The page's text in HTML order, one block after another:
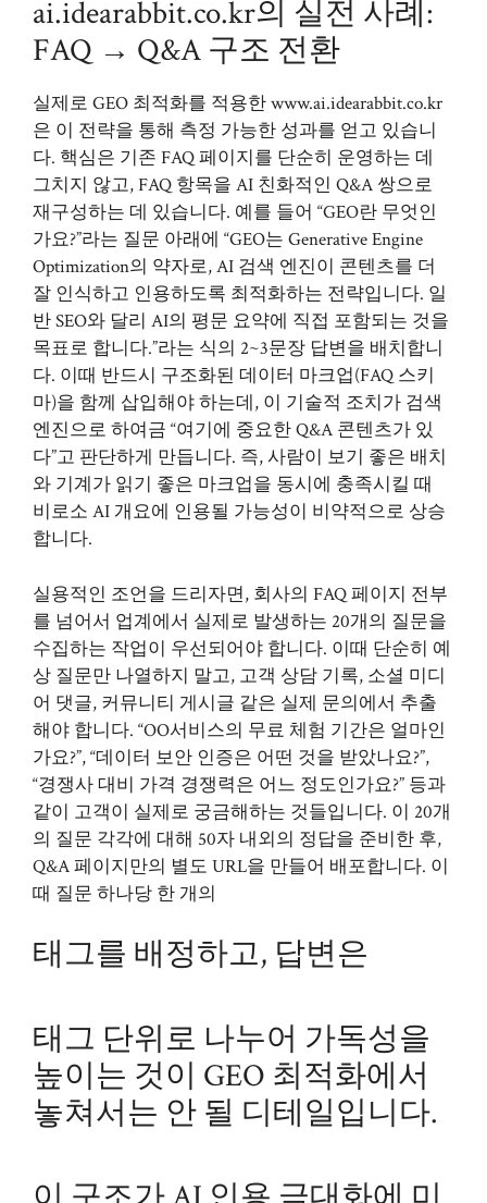
ai.idearabbit.co.kr의 실전 사례:
FAQ → Q&A 구조 전환
실제로 GEO 최적화를 적용한 www.ai.idearabbit.co.kr
은 이 전략을 통해 측정 가능한 성과를 얻고 있습니
다. 핵심은 기존 FAQ 페이지를 단순히 운영하는 데
그치지 않고, FAQ 항목을 AI 친화적인 Q&A 쌍으로
재구성하는 데 있습니다. 예를 들어 “GEO란 무엇인
가요?”라는 질문 아래에 “GEO는 Generative Engine
Optimization의 약자로, AI 검색 엔진이 콘텐츠를 더
잘 인식하고 인용하도록 최적화하는 전략입니다. 일
반 SEO와 달리 AI의 평문 요약에 직접 포함되는 것을
목표로 합니다.”라는 식의 2~3문장 답변을 배치합니
다. 이때 반드시 구조화된 데이터 마크업(FAQ 스키
마)을 함께 삽입해야 하는데, 이 기술적 조치가 검색
엔진으로 하여금 “여기에 중요한 Q&A 콘텐츠가 있
다”고 판단하게 만듭니다. 즉, 사람이 보기 좋은 배치
와 기계가 읽기 좋은 마크업을 동시에 충족시킬 때
비로소 AI 개요에 인용될 가능성이 비약적으로 상승
합니다.
실용적인 조언을 드리자면, 회사의 FAQ 페이지 전부
를 넘어서 업계에서 실제로 발생하는 20개의 질문을
수집하는 작업이 우선되어야 합니다. 이때 단순히 예
상 질문만 나열하지 말고, 고객 상담 기록, 소셜 미디
어 댓글, 커뮤니티 게시글 같은 실제 문의에서 추출
해야 합니다. “OO서비스의 무료 체험 기간은 얼마인
가요?”, “데이터 보안 인증은 어떤 것을 받았나요?”,
“경쟁사 대비 가격 경쟁력은 어느 정도인가요?” 등과
같이 고객이 실제로 궁금해하는 것들입니다. 이 20개
의 질문 각각에 대해 50자 내외의 정답을 준비한 후,
Q&A 페이지만의 별도 URL을 만들어 배포합니다. 이
때 질문 하나당 한 개의
태그를 배정하고, 답변은
태그 단위로 나누어 가독성을
높이는 것이 GEO 최적화에서
놓쳐서는 안 될 디테일입니다.